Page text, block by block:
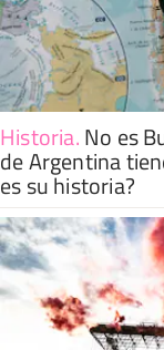
Historia.No es
de Argentina
es su historia?